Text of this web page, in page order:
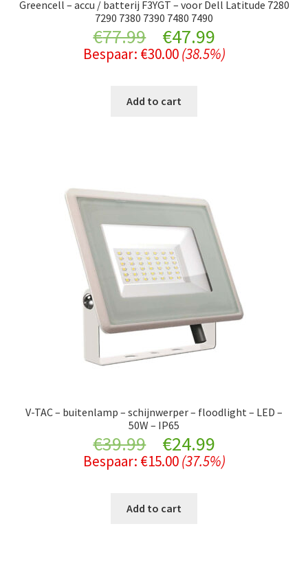
Greencell – accu / batterij F3YGT – voor Dell Latitude 7280
7290 7380 7390 7480 7490
€77.99
Original
price
was:
€47.99Current
price
Bespaar: €30.00 (38.5%)
Add to cart
V-TAC – buitenlamp – schijnwerper – floodlight – LED –
50W – IP65
€39.99
Original
price
was:
€24.99Current
price
Bespaar: €15.00 (37.5%)
Add to cart